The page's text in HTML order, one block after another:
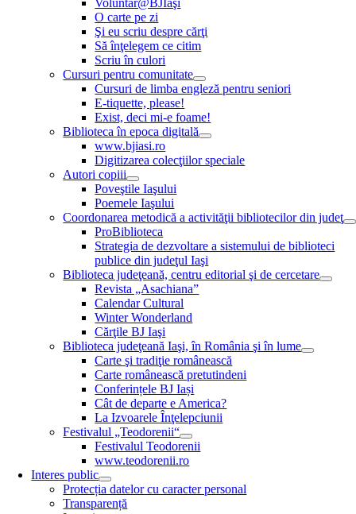
Voluntar@BJIaşi
O carte pe zi
Şi eu scriu despre cărţi
Să înţelegem ce citim
Scriu în culori
Cursuri pentru comunitate
Cursuri de limba engleză pentru seniori
E-tiquette, please!
Exist, deci mi-e foame!
Biblioteca în epoca digitală
www.bjiasi.ro
Digitizarea colecţiilor speciale
Autori copiii
Poveştile Iaşului
Poemele Iaşului
Coordonarea metodică a activităţii bibliotecilor din judeţ
ProBiblioteca
Strategia de dezvoltare a sistemului de biblioteci
publice din judeţul Iaşi
Biblioteca judeţeană, centru editorial şi de cercetare
Revista „Asachiana”
Calendar Cultural
Winter Wonderland
Cărţile BJ Iaşi
Biblioteca judeţeană Iaşi, în România şi în lume
Carte şi tradiţie românească
Carte românească pretutindeni
Conferințele BJ Iași
Cât de departe e America?
La Izvoarele Înţelepciunii
Festivalul „Teodorenii“
Festivalul Teodorenii
www.teodorenii.ro
Interes public
Protecția datelor cu caracter personal
Transparență